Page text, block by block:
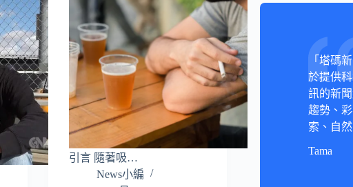
引言 隨著吸…
News小編
「塔碼
於提供
訊的新
趨勢、
索、自
Tama